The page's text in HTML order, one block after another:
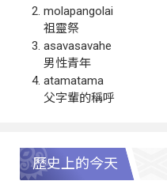
molapangolai
祖靈祭
asavasavahe
男性青年
atamatama
父字輩的稱呼
歷史上的今天